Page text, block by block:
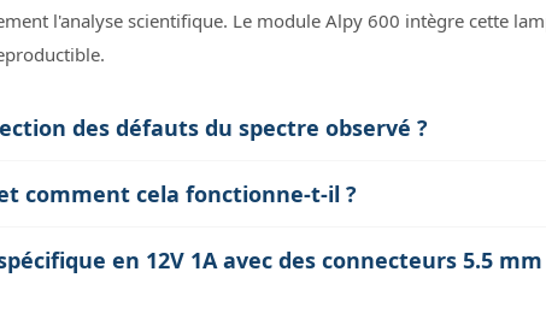
l'analyse scientifique. Le module Alpy 600 intègre cette
des défauts du spectre observé ?
comme les franges ou les zones moins sensibles. En
comment cela fonctionne-t-il ?
permet d'automatiser les séquences d'étalonnage et de flat sans
en 12V 1A avec des connecteurs 5.5